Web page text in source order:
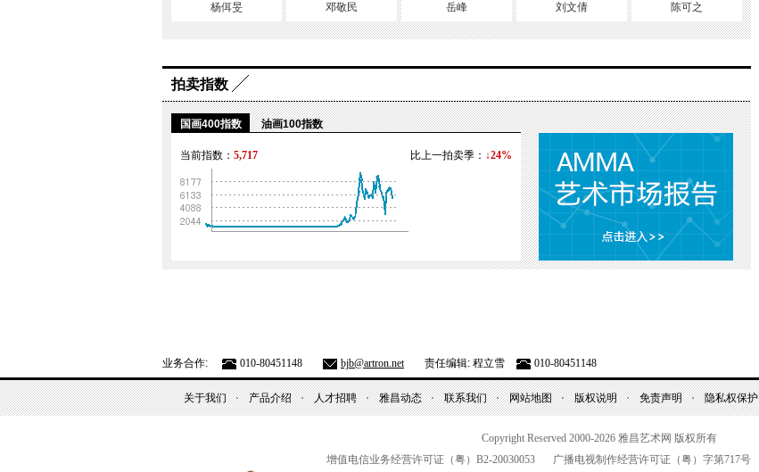
杨佴旻 邓敬民 岳峰 刘文倩 陈可之
拍卖指数
国画400指数 油画100指数
比上一拍卖季： ↓24%
当前指数： 5,717
业务合作: 010-80451148 bjb@artron.net 责任编辑: 程立雪 010-80451148
关于我们 产品介绍 人才招聘 雅昌动态 联系我们 网站地图 版权说明 免责声明 隐私权保护
Copyright Reserved 2000-2026 雅昌艺术网 版权所有
增值电信业务经营许可证（粤） B2-20030053 广播电视制作经营许可证（粤）字第717号